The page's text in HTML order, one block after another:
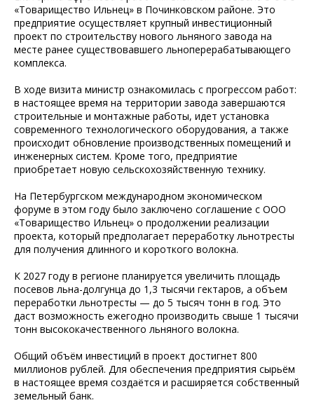
«Товарищество Ильнец» в Починковском районе. Это
предприятие осуществляет крупный инвестиционный
проект по строительству нового льняного завода на
месте ранее существовавшего льноперерабатывающего
комплекса.
В ходе визита министр ознакомилась с прогрессом работ:
в настоящее время на территории завода завершаются
строительные и монтажные работы, идет установка
современного технологического оборудования, а также
происходит обновление производственных помещений и
инженерных систем. Кроме того, предприятие
приобретает новую сельскохозяйственную технику.
На Петербургском международном экономическом
форуме в этом году было заключено соглашение с ООО
«Товарищество Ильнец» о продолжении реализации
проекта, который предполагает переработку льнотресты
для получения длинного и короткого волокна.
К 2027 году в регионе планируется увеличить площадь
посевов льна-долгунца до 1,3 тысячи гектаров, а объем
переработки льнотресты — до 5 тысяч тонн в год. Это
даст возможность ежегодно производить свыше 1 тысячи
тонн высококачественного льняного волокна.
Общий объём инвестиций в проект достигнет 800
миллионов рублей. Для обеспечения предприятия сырьём
в настоящее время создаётся и расширяется собственный
земельный банк.